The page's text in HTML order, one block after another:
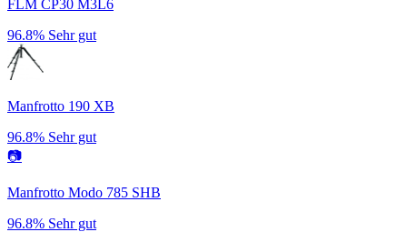
FLM CP30 M3L6
96.8% Sehr gut
Manfrotto 190 XB
96.8% Sehr gut
📷
Manfrotto Modo 785 SHB
96.8% Sehr gut